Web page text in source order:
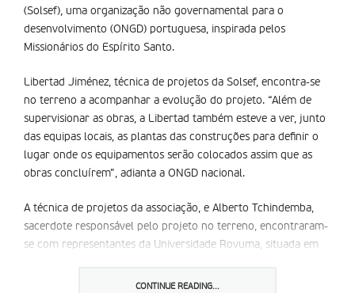
(Solsef), uma organização não governamental para o
desenvolvimento (ONGD) portuguesa, inspirada pelos
Missionários do Espírito Santo.
Libertad Jiménez, técnica de projetos da Solsef, encontra-se
no terreno a acompanhar a evolução do projeto. “Além de
supervisionar as obras, a Libertad também esteve a ver, junto
das equipas locais, as plantas das construções para definir o
lugar onde os equipamentos serão colocados assim que as
obras concluírem”, adianta a ONGD nacional.
A técnica de projetos da associação, e Alberto Tchindemba,
sacerdote responsável pelo projeto no terreno, encontraram-
se com representantes da Universidade Rovuma, situada em
parceria para a implementação das formações incluídas no
CONTINUE READING...